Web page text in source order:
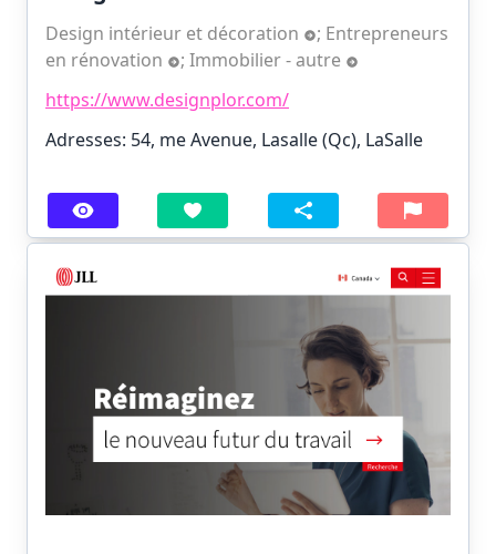
Design intérieur et décoration ; Entrepreneurs
en rénovation
; Immobilier - autre
https://www.designplor.com/
Adresses: 54, me Avenue, Lasalle (Qc), LaSalle